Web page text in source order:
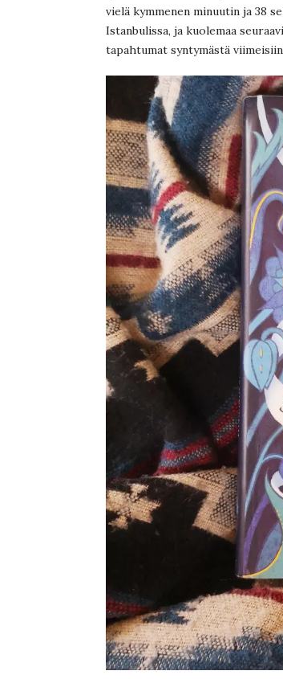
vielä kymmenen minuutin ja 38
Istanbulissa, ja kuolemaa
tapahtumat syntymästä